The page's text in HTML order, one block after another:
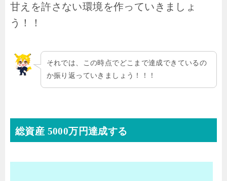
甘えを許さない環境を作っていきましょ
う！！
それでは、この時点でどこまで達成できているの
か振り返っていきましょう！！！
総資産 5000万円達成する